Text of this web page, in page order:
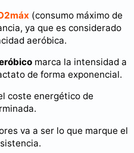
(consumo máximo de
ya que es considerado
aeróbica.
marca la intensidad a
de forma exponencial.
coste energético de
va a ser lo que marque el